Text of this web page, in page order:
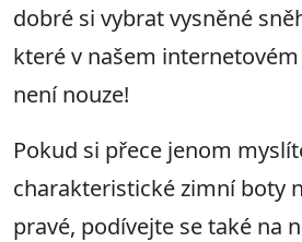
dobré si vybrat vysněné
které v našem
není nouze!
Pokud si přece jenom
charakteristické zimní boty
pravé, podívejte se také na